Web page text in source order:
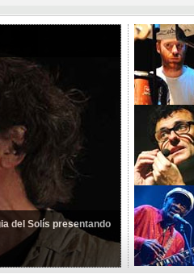
del Solís presentando